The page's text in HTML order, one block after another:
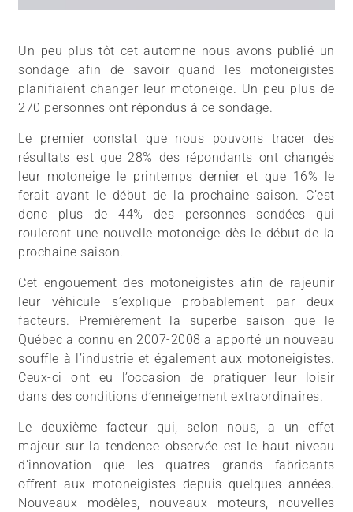
Un peu plus tôt cet automne nous avons publié un
sondage afin de savoir quand les motoneigistes
planifiaient changer leur motoneige. Un peu plus de
270 personnes ont répondus à ce sondage.
Le premier constat que nous pouvons tracer des
résultats est que 28% des répondants ont changés
leur motoneige le printemps dernier et que 16% le
ferait avant le début de la prochaine saison. C’est
donc plus de 44% des personnes sondées qui
rouleront une nouvelle motoneige dès le début de la
prochaine saison.
Cet engouement des motoneigistes afin de rajeunir
leur véhicule s’explique probablement par deux
facteurs. Premièrement la superbe saison que le
Québec a connu en 2007-2008 a apporté un nouveau
souffle à l’industrie et également aux motoneigistes.
Ceux-ci ont eu l’occasion de pratiquer leur loisir
dans des conditions d’enneigement extraordinaires.
Le deuxième facteur qui, selon nous, a un effet
majeur sur la tendence observée est le haut niveau
d’innovation que les quatres grands fabricants
offrent aux motoneigistes depuis quelques années.
Nouveaux modèles, nouveaux moteurs, nouvelles